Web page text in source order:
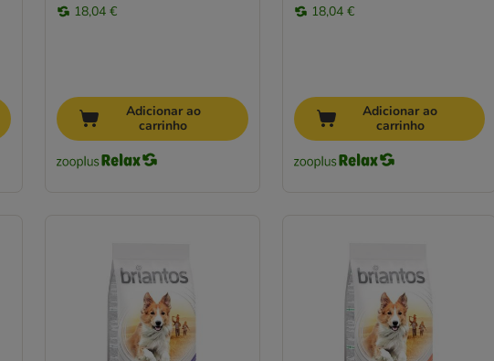
18,04 €
Adicionar ao
carrinho
18,04 €
Adicionar ao
carrinho